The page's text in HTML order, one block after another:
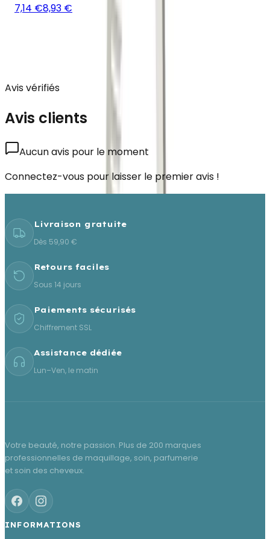
7,14 €8,93 €
Avis vérifiés
Avis clients
Aucun avis pour le moment
Connectez-vous pour laisser le premier avis !
Livraison gratuite
Dès 59,90 €
Retours faciles
Sous 14 jours
Paiements sécurisés
Chiffrement SSL
Assistance dédiée
Lun–Ven, le matin
Votre beauté, notre passion. Plus de 200 marques
professionnelles de maquillage, soin, parfumerie
et soin des cheveux.
INFORMATIONS